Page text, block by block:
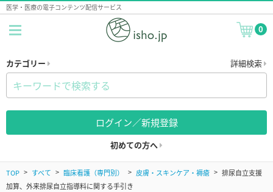
医学・医療の電子コンテンツ配信サービス
0
カテゴリー 詳細検索
ログイン／新規登録
初めての方へ
TOP すべて 臨床看護（専門別） 皮膚・スキンケア・褥瘡
排尿自立支援
加算、外来排尿自立指導料に関する手引き